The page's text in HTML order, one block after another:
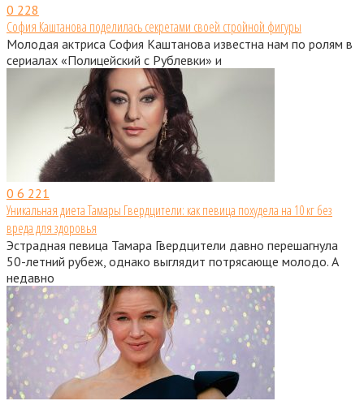
0 228
София Каштанова поделилась секретами своей стройной фигуры
Молодая актриса София Каштанова известна нам по ролям в
сериалах «Полицейский с Рублевки» и
0 6 221
Уникальная диета Тамары Гвердцители: как певица похудела на 10 кг без
вреда для здоровья
Эстрадная певица Тамара Гвердцители давно перешагнула
50-летний рубеж, однако выглядит потрясающе молодо. А
недавно